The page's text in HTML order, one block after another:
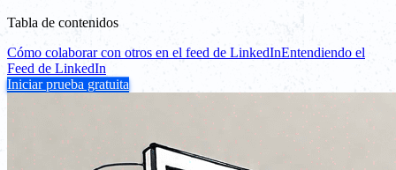
Tabla de contenidos
Cómo colaborar con otros en el feed de LinkedInEntendiendo el
Feed de LinkedIn
Iniciar prueba gratuita